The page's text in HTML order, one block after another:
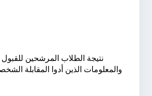
نتيجة الطلاب المرشحين للقبول